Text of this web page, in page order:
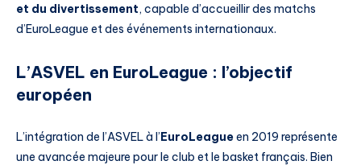
et du divertissement, capable d’accueillir des matchs
d’EuroLeague et des événements internationaux.
L’ASVEL en EuroLeague : l’objectif
européen
L’intégration de l’ASVEL à l’EuroLeagueen 2019 représente
une avancée majeure pour le club et le basket français. Bien